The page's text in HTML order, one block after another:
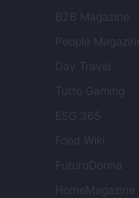
B2B Magazine
People Magazine
Day Travel
Tutto Gaming
ESG 365
Food Wiki
FuturoDonna
HomeMagazine